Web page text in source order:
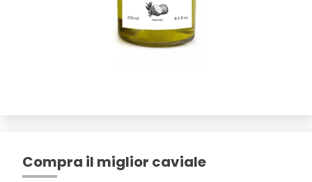
Compra il miglior caviale